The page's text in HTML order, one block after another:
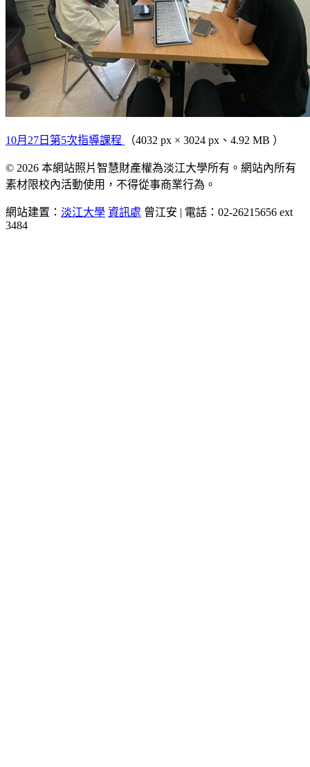
10月27日第5次指導課程 （4032 px × 3024 px、4.92 MB ）
© 2026 本網站照片智慧財產權為淡江大學所有。網站內所有
素材限校內活動使用，不得從事商業行為。
網站建置： 淡江大學 資訊處 曾江安 | 電話：02-26215656 ext
3484